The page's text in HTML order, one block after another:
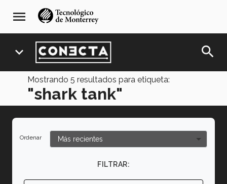
navegación
principal
menu
expand_more search
Mostrando 5 resultados para etiqueta:
"shark tank"
Ordenar
FILTRAR: